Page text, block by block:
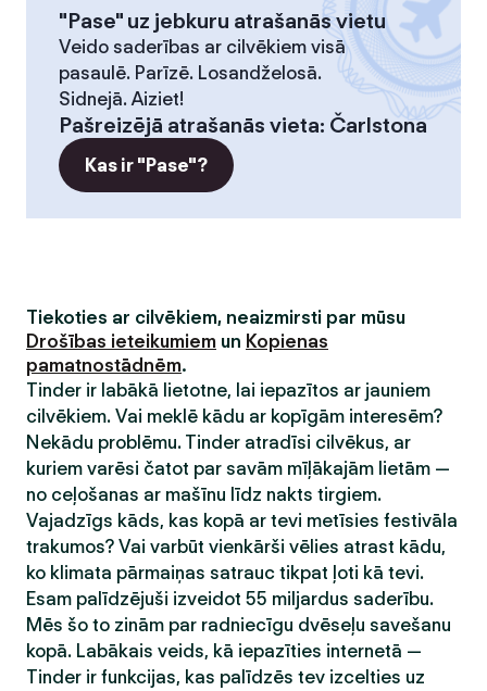
"Pase" uz jebkuru atrašanās vietu
Veido saderības ar cilvēkiem visā
pasaulē. Parīzē. Losandželosā.
Sidnejā. Aiziet!
Pašreizējā atrašanās vieta: Čarlstona
Kas ir "Pase"?
Tiekoties ar cilvēkiem, neaizmirsti par mūsu
Drošības ieteikumiem un Kopienas
pamatnostādnēm.
Tinder ir labākā lietotne, lai iepazītos ar jauniem
cilvēkiem. Vai meklē kādu ar kopīgām interesēm?
Nekādu problēmu. Tinder atradīsi cilvēkus, ar
kuriem varēsi čatot par savām mīļākajām lietām —
no ceļošanas ar mašīnu līdz nakts tirgiem.
Vajadzīgs kāds, kas kopā ar tevi metīsies festivāla
trakumos? Vai varbūt vienkārši vēlies atrast kādu,
ko klimata pārmaiņas satrauc tikpat ļoti kā tevi.
Esam palīdzējuši izveidot 55 miljardus saderību.
Mēs šo to zinām par radniecīgu dvēseļu savešanu
kopā. Labākais veids, kā iepazīties internetā —
Tinder ir funkcijas, kas palīdzēs tev izcelties uz